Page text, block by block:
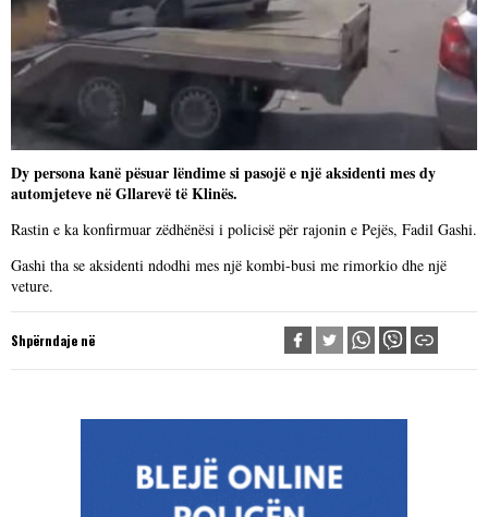
Dy persona kanë pësuar lëndime si pasojë e një aksidenti mes dy
automjeteve në Gllarevë të Klinës.
Rastin e ka konfirmuar zëdhënësi i policisë për rajonin e Pejës, Fadil Gashi.
Gashi tha se aksidenti ndodhi mes një kombi-busi me rimorkio dhe një
veture.
Shpërndaje në